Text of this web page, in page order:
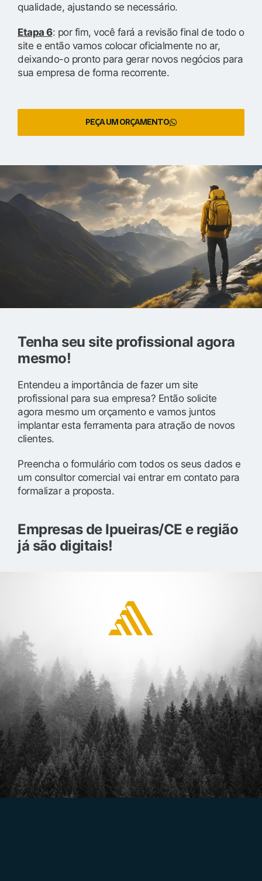
qualidade, ajustando se necessário.
Etapa 6: por fim, você fará a revisão final de todo o
site e então vamos colocar oficialmente no ar,
deixando-o pronto para gerar novos negócios para
sua empresa de forma recorrente.
PEÇA UM ORÇAMENTO
Tenha seu site profissional agora
mesmo!
Entendeu a importância de fazer um site
profissional para sua empresa? Então solicite
agora mesmo um orçamento e vamos juntos
implantar esta ferramenta para atração de novos
clientes.
Preencha o formulário com todos os seus dados e
um consultor comercial vai entrar em contato para
formalizar a proposta.
Empresas de Ipueiras/CE e região
já são digitais!